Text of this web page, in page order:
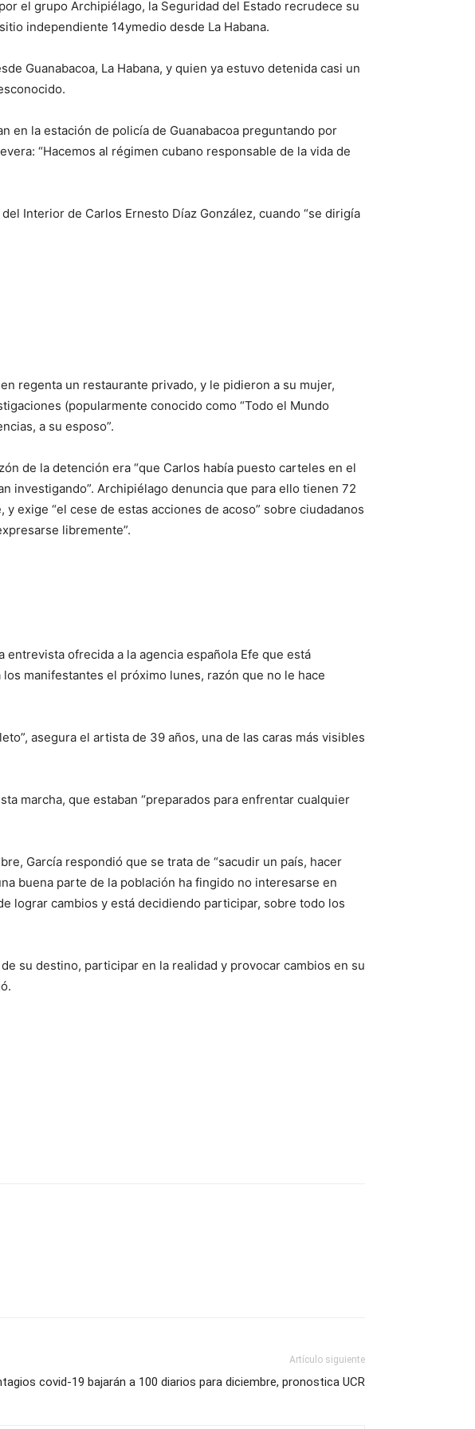
el grupo Archipiélago, la Seguridad del Estado recrudece su
independiente 14ymedio desde La Habana.
Guanabacoa, La Habana, y quien ya estuvo detenida casi un
en la estación de policía de Guanabacoa preguntando por
“Hacemos al régimen cubano responsable de la vida de
Interior de Carlos Ernesto Díaz González, cuando “se dirigía
regenta un restaurante privado, y le pidieron a su mujer,
(popularmente conocido como “Todo el Mundo
a su esposo”.
de la detención era “que Carlos había puesto carteles en el
investigando”. Archipiélago denuncia que para ello tienen 72
exige “el cese de estas acciones de acoso” sobre ciudadanos
libremente”.
ofrecida a la agencia española Efe que está
manifestantes el próximo lunes, razón que no le hace
asegura el artista de 39 años, una de las caras más visibles
marcha, que estaban “preparados para enfrentar cualquier
García respondió que se trata de “sacudir un país, hacer
buena parte de la población ha fingido no interesarse en
lograr cambios y está decidiendo participar, sobre todo los
su destino, participar en la realidad y provocar cambios en su
Artículo siguiente
covid-19 bajarán a 100 diarios para diciembre, pronostica UCR